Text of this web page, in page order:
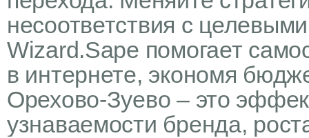
несоответствия с
Wizard.Sape помогает
в интернете, экономя
Орехово-Зуево – это
узнаваемости бренда,